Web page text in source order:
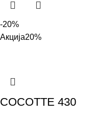
-20%
Акција20%
COCOTTE 430